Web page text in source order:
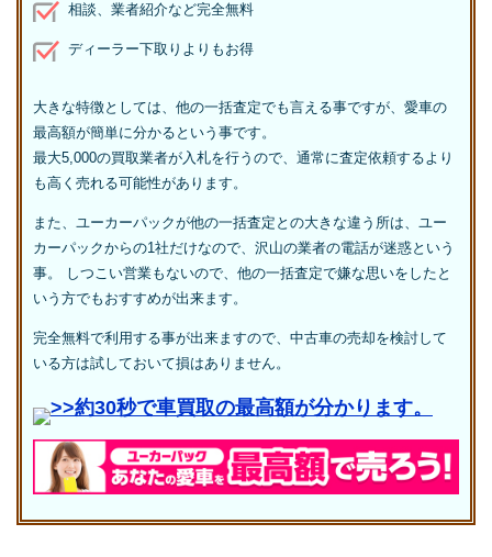
相談、業者紹介など完全無料
ディーラー下取りよりもお得
大きな特徴としては、他の一括査定でも言える事ですが、愛車の
最高額が簡単に分かるという事です。
最大5,000の買取業者が入札を行うので、通常に査定依頼するより
も高く売れる可能性があります。
また、ユーカーパックが他の一括査定との大きな違う所は、ユー
カーパックからの1社だけなので、沢山の業者の電話が迷惑という
事。 しつこい営業もないので、他の一括査定で嫌な思いをしたと
いう方でもおすすめが出来ます。
完全無料で利用する事が出来ますので、中古車の売却を検討して
いる方は試しておいて損はありません。
>>約30秒で車買取の最高額が分かります。